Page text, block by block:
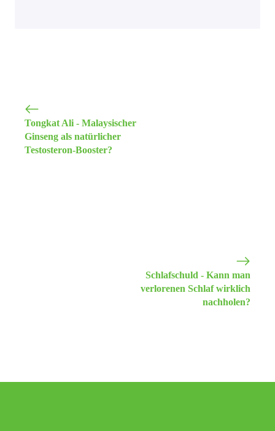
Tongkat Ali - Malaysischer
Ginseng als natürlicher
Testosteron-Booster?
Schlafschuld - Kann man
verlorenen Schlaf wirklich
nachholen?